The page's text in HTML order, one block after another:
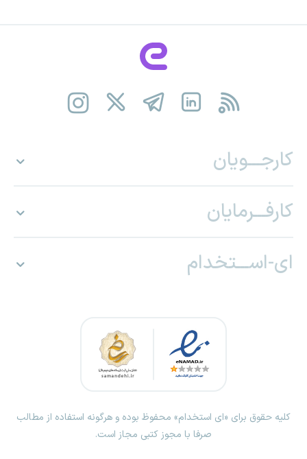
کارجـــویان
کارفـــرمایان
ای-اســـتخدام
کلیه حقوق برای «ای استخدام» محفوظ بوده و هرگونه استفاده از مطالب
صرفا با مجوز کتبی مجاز است.